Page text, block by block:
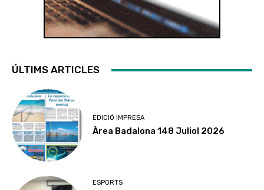
ÚLTIMS ARTICLES
EDICIÓ IMPRESA
Àrea Badalona 148 Juliol 2026
ESPORTS